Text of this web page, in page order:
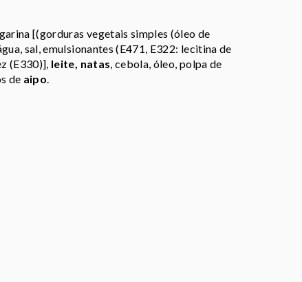
[(gorduras vegetais simples (óleo de
sal, emulsionantes (E471, E322: lecitina de
(E330)], leite, natas, cebola, óleo, polpa de
de aipo.